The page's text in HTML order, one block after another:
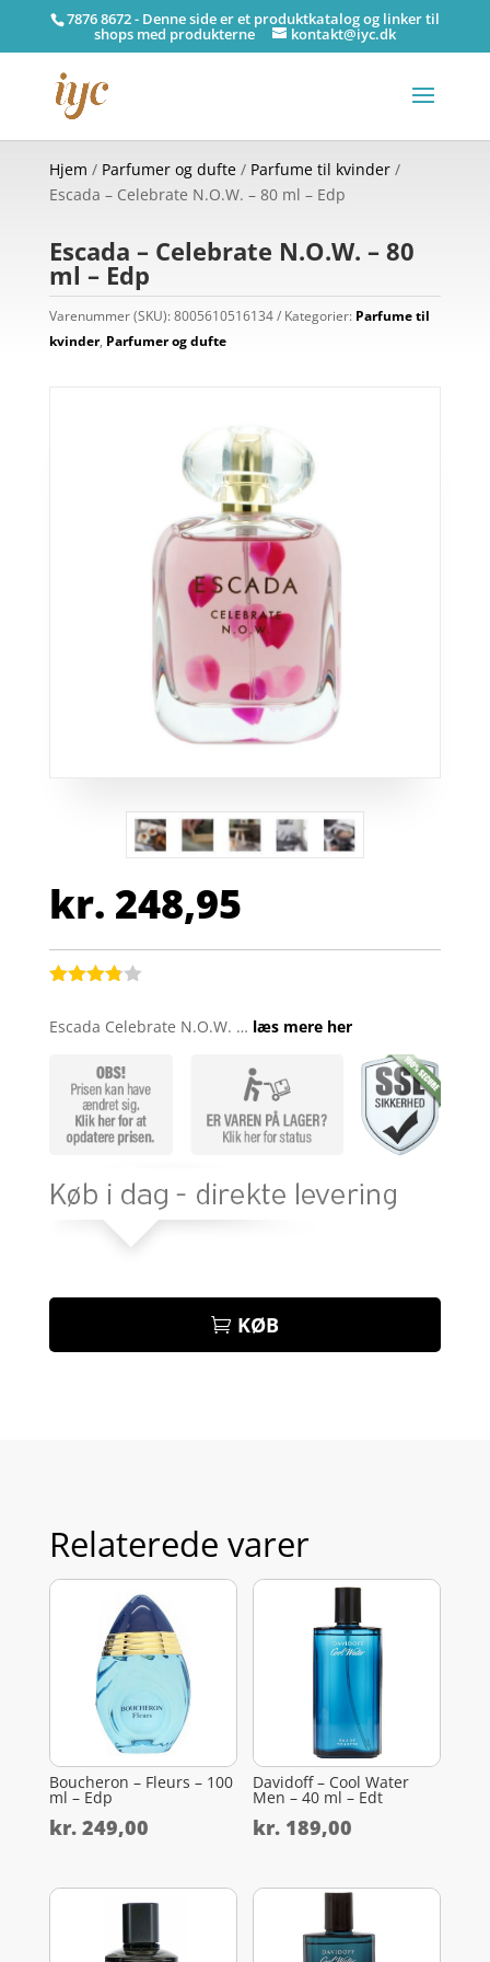
7876 8672 - Denne side er et produktkatalog og linker til
shops med produkterne kontakt@iyc.dk
Hjem / Parfumer og dufte/ Parfume til kvinder/
Escada – Celebrate N.O.W. – 80 ml – Edp
Escada – Celebrate N.O.W. – 80
ml – Edp
Varenummer (SKU):8005610516134 Kategorier: Parfume til
kvinder, Parfumer og dufte
kr. 248,95
ud af 5
kundebed
ømmels
Escada Celebrate N.O.W. … læs mere her
KØB
Relaterede varer
Boucheron – Fleurs – 100
ml – Edp
kr.249,00
Davidoff – Cool Water
Men – 40 ml – Edt
kr. 189,00